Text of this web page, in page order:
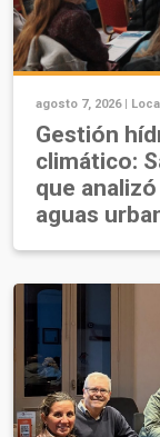
agosto 7, 2026 |
Gestión
climático:
que
aguas